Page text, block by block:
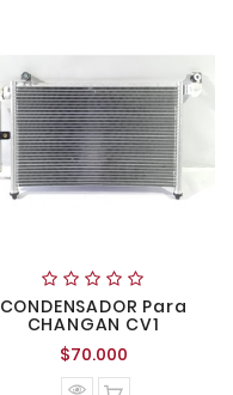
CONDENSADOR Para
CHANGAN CV1
$70.000Precio
normal